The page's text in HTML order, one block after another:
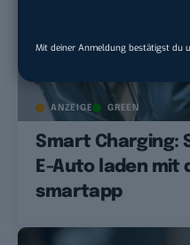
Mit deiner Anmeldung bestätigst du
ANZEIGE GREEN
Smart Charging:
E-Auto laden
smartapp